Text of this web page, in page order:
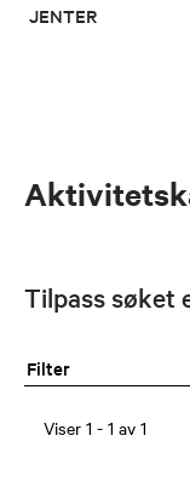
JENTER
Tilpass søket
Filter
Viser 1 - 1 av 1